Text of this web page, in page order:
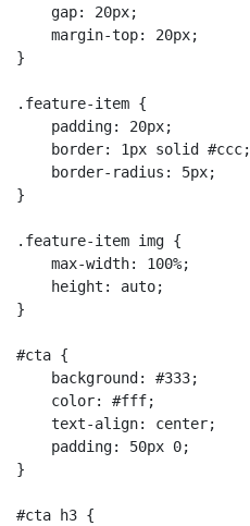
    gap: 20px;
    margin-top: 20px;
}
.feature-item {
    padding: 20px;
    border: 1px solid #ccc;
    border-radius: 5px;
}
.feature-item img {
    max-width: 100%;
    height: auto;
}
#cta {
    background: #333;
    color: #fff;
    text-align: center;
    padding: 50px 0;
}
#cta h3 {